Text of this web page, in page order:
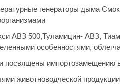
генераторы дыма
АВЗ 500,Туламицин- АВЗ,
особенностями,
посвящены импортозамещению
животноводческой